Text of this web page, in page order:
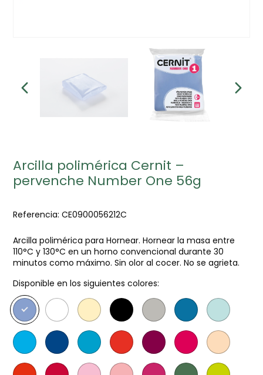
Arcilla polimérica Cernit –
pervenche Number One 56g
Referencia: CE0900056212C
Arcilla polimérica para Hornear. Hornear la masa entre
110°C y 130°C en un horno convencional durante 30
minutos como máximo. Sin olor al cocer. No se agrieta.
Disponible en los siguientes colores: